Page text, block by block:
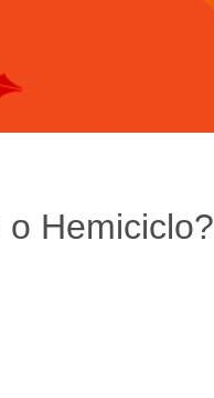
Hemiciclo?